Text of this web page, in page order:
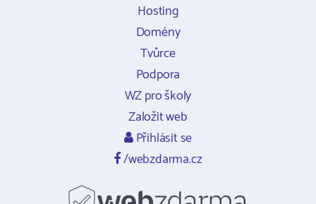
Hosting
Domény
Tvůrce
Podpora
WZ pro školy
Založit web
Přihlásit se
/webzdarma.cz